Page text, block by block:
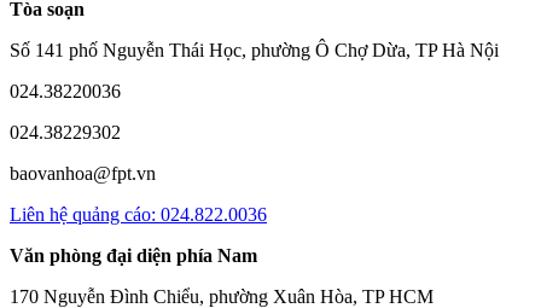
Tòa soạn
Số 141 phố Nguyễn Thái Học, phường Ô Chợ Dừa, TP Hà Nội
024.38220036
024.38229302
baovanhoa@fpt.vn
Liên hệ quảng cáo: 024.822.0036
Văn phòng đại diện phía Nam
170 Nguyễn Đình Chiểu, phường Xuân Hòa, TP HCM